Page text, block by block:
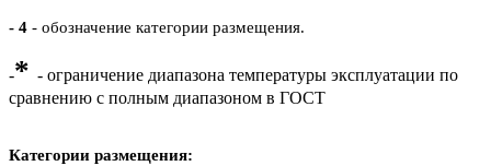
- 4 - обозначение категории размещения.
-* - ограничение диапазона температуры эксплуатации по
сравнению с полным диапазоном в ГОСТ
Категории размещения: